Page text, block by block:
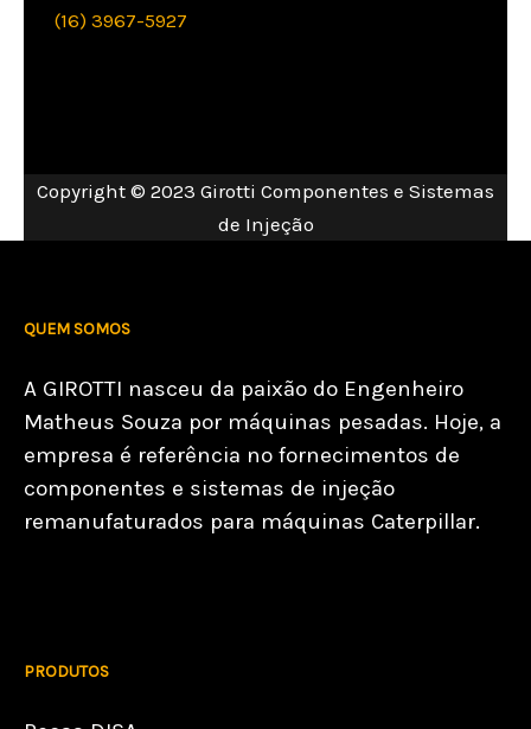
(16) 3967-5927
Copyright © 2023 Girotti Componentes e Sistemas
de Injeção
QUEM SOMOS
A GIROTTI nasceu da paixão do Engenheiro
Matheus Souza por máquinas pesadas. Hoje, a
empresa é referência no fornecimentos de
componentes e sistemas de injeção
remanufaturados para máquinas Caterpillar.
PRODUTOS